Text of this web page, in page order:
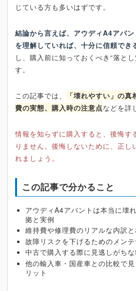
じている方も多いはずです。
結論から言えば、アウディA4アバ
を理解していれば、十分に信頼でき
し、購入前に知っておくべき“落と
す。
この記事では、
「壊れやすい」の
費の実態、購入時の注意点などを詳
情報を知らずに購入すると、後悔す
りません。後悔しないために、正し
れましょう。
この記事で分かること
アウディA4アバントは本当に壊
拠と実例
維持費や修理費のリアルな内訳
故障リスクを下げるためのメン
中古で購入する際に見逃しがち
他の輸入車・国産車との比較で
リット